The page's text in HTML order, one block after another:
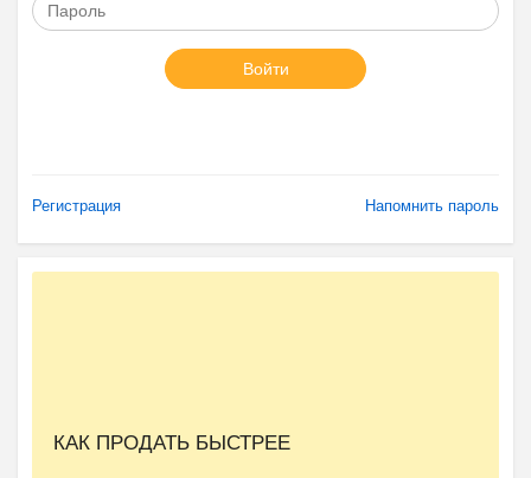
Войти
Регистрация Напомнить пароль
КАК ПРОДАТЬ БЫСТРЕЕ